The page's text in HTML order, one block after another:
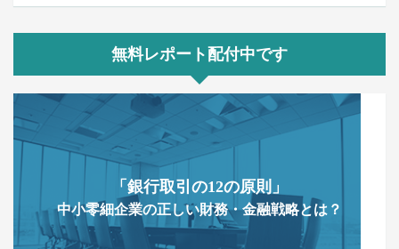
無料レポート配付中です
「銀行取引の12の原則」
中小零細企業の正しい財務・金融戦略とは？